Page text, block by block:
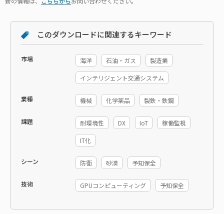
このダウンロードに関連するキーワード
市場 海洋 石油・ガス 製造業
インテリジェント交通システム
業種 機械 化学薬品 製鉄・鉄鋼
課題 耐環境性 DX IoT 稼働監視
IT化
シーン 防衛 砂漠 予知保全
技術 GPUコンピューティング 予知保全